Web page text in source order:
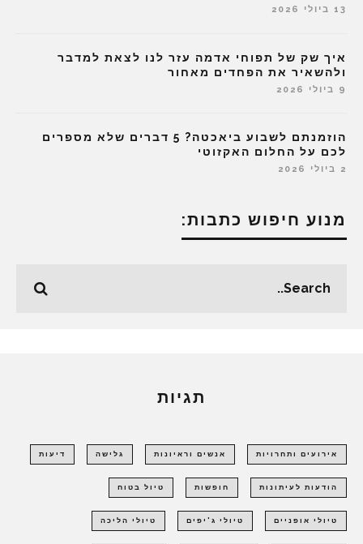
13 ביולי 2026
איך שק של תפוחי אדמה עזר לנו לצאת למדבר
ולהשאיר את הפחדים מאחור
9 ביולי 2026
הוזמנתם לשבוע ביאכטה? 5 דברים שלא מספרים
לכם על החלום האקזוטי
2 ביולי 2026
מנוע חיפוש כתבות:
תגיות
אירועים ותחרויות אנשים וראיונות גלישה דיעות
הודעות לעיתונות חופשות טיול בטוח
טיולי אופניים טיולי ג'יפים טיולי הליכה